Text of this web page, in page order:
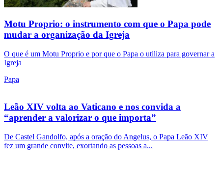
Motu Proprio: o instrumento com que o Papa pode
mudar a organização da Igreja
O que é um Motu Proprio e por que o Papa o utiliza para governar a
Igreja
Papa
Leão XIV volta ao Vaticano e nos convida a
“aprender a valorizar o que importa”
De Castel Gandolfo, após a oração do Angelus, o Papa Leão XIV
fez um grande convite, exortando as pessoas a...